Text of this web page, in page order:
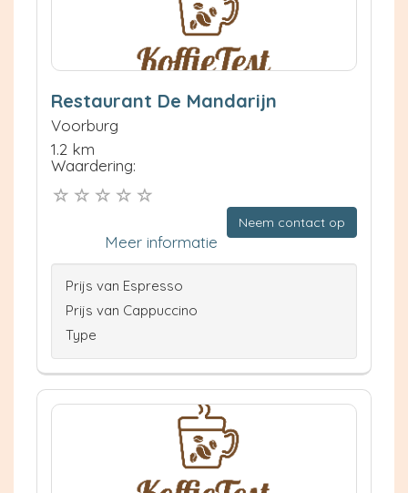
Restaurant De Mandarijn
Voorburg
1.2 km
Waardering:
Neem contact op
Meer informatie
Prijs van Espresso
Prijs van Cappuccino
Type